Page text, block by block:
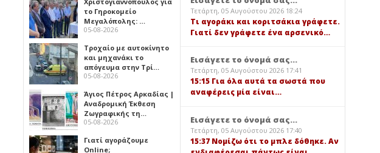
το Γηροκομείο
Μεγαλόπολης: …
05-08-2026
Τροχαίο με αυτοκίνητο
και μηχανάκι το
απόγευμα στην Τρί…
05-08-2026
Άγιος Πέτρος Αρκαδίας |
Αναδρομική Έκθεση
Ζωγραφικής τη…
05-08-2026
Γιατί αγοράζουμε
Online;
Τετάρτη, 05 Αυγούστου 2026 18:24
Τι αγοράκι και κοριτσάκια γράφετε.
Γιατί δεν γράφετε ένα αρσενικό…
Εισάγετε το όνομά σας...
Τετάρτη, 05 Αυγούστου 2026 17:41
15:15 Για όλα αυτά τα σωστά που
αναφέρεις μία είναι…
Εισάγετε το όνομά σας...
Τετάρτη, 05 Αυγούστου 2026 17:40
15:37 Νομίζω ότι το μπλε δόθηκε. Αν